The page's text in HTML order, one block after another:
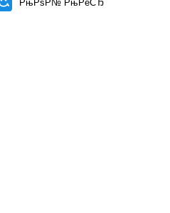
РњРѕР№ РњРёСЂ